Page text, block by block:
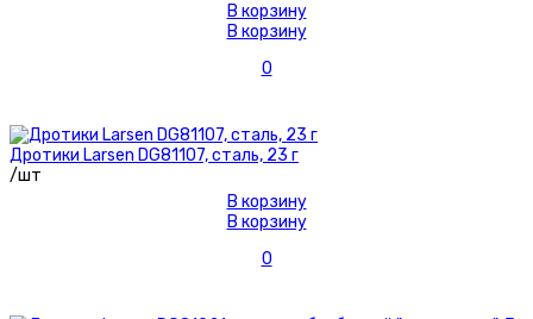
В корзину
В корзину
0
Дротики Larsen DG81107, сталь, 23 г
/шт
В корзину
В корзину
0